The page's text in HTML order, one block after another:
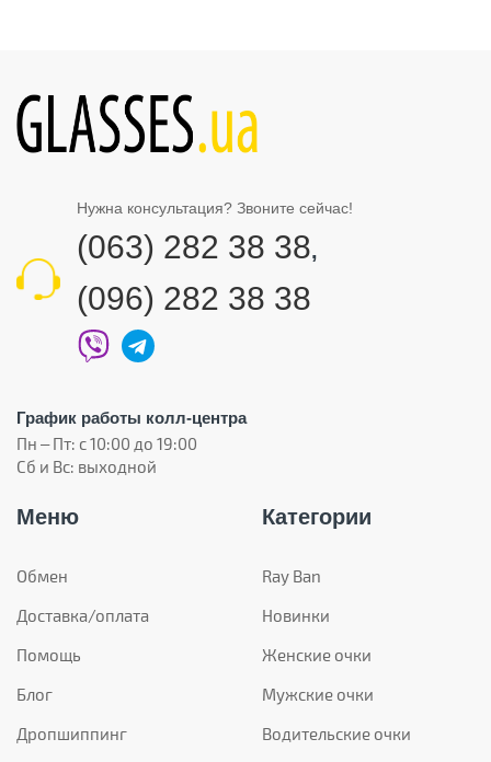
Нужна консультация? Звоните сейчас!
(063) 282 38 38,
(096) 282 38 38
График работы колл-центра
Пн – Пт: с 10:00 до 19:00
Сб и Вс: выходной
Меню
Обмен
Доставка/оплата
Помощь
Блог
Дропшиппинг
Категории
Ray Ban
Новинки
Женские очки
Мужские очки
Водительские очки